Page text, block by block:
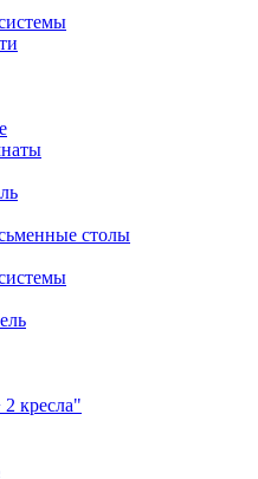
столы
кресла"